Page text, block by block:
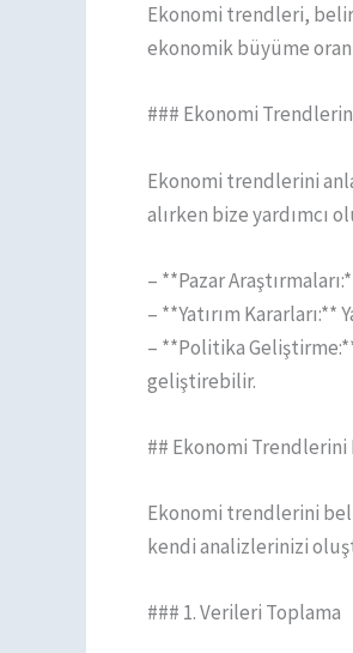
Ekonomi trendleri,
ekonomik büyüme
### Ekonomi
Ekonomi trendlerini
alırken bize yardımcı
– **Pazar
– **Yatırım
– **Politika
geliştirebilir.
## Ekonomi
Ekonomi trendlerini
kendi analizlerinizi
### 1. Verileri Toplama